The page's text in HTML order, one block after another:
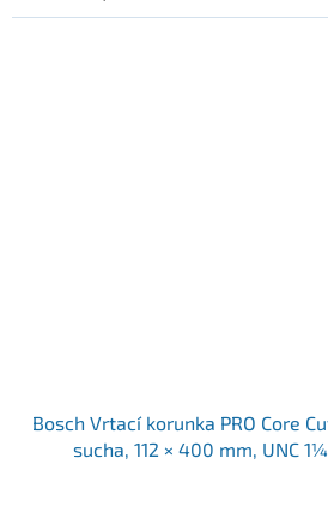
Bosch Vrtací korunka PRO Core
sucha, 112 × 400 mm, UNC